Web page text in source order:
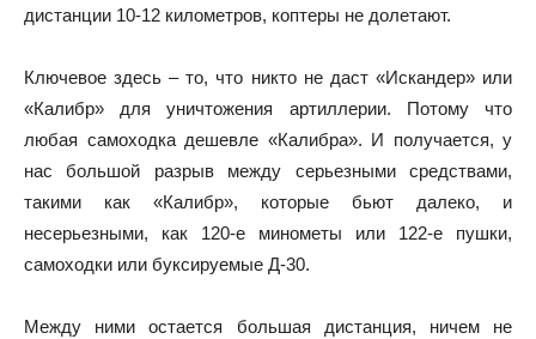
дистанции 10-12 километров, коптеры не долетают.
Ключевое здесь – то, что никто не даст «Искандер» или
«Калибр» для уничтожения артиллерии. Потому что
любая самоходка дешевле «Калибра». И получается, у
нас большой разрыв между серьезными средствами,
такими как «Калибр», которые бьют далеко, и
несерьезными, как 120-е минометы или 122-е пушки,
самоходки или буксируемые Д-30.
Между ними остается большая дистанция, ничем не